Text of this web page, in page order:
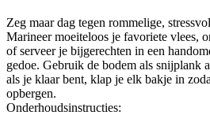
Zeg maar dag tegen rommelige,
Marineer moeiteloos je favoriete vlees,
of serveer je bijgerechten in een
gedoe. Gebruik de bodem als snijplank
als je klaar bent, klap je elk bakje in
opbergen.
Onderhoudsinstructies: